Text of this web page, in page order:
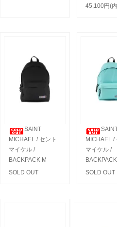
45,100円(
SAINT
MICHAEL / セント
マイケル /
BACKPACK M
SOLD OUT
MICHAEL /
マイケル /
SOLD OUT